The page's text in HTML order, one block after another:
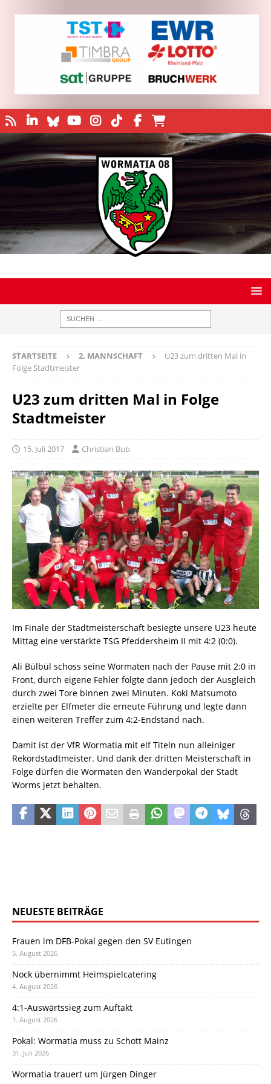
STARTSEITE 2. MANNSCHAFT
U23 zum dritten Mal in
Folge Stadtmeister
U23 zum dritten Mal in Folge
Stadtmeister
15. Juli 2017 Christian Bub
Im Finale der Stadtmeisterschaft besiegte unsere U23 heute
Mittag eine verstärkte TSG Pfeddersheim II mit 4:2 (0:0).
Ali Bülbül schoss seine Wormaten nach der Pause mit 2:0 in
Front, durch eigene Fehler folgte dann jedoch der Ausgleich
durch zwei Tore binnen zwei Minuten. Koki Matsumoto
erzielte per Elfmeter die erneute Führung und legte dann
einen weiteren Treffer zum 4:2-Endstand nach.
Damit ist der VfR Wormatia mit elf Titeln nun alleiniger
Rekordstadtmeister. Und dank der dritten Meisterschaft in
Folge dürfen die Wormaten den Wanderpokal der Stadt
Worms jetzt behalten.
NEUESTE BEITRÄGE
Frauen im DFB-Pokal gegen den SV Eutingen
5. August 2026
Nock übernimmt Heimspielcatering
4. August 2026
4:1-Auswärtssieg zum Auftakt
1. August 2026
Pokal: Wormatia muss zu Schott Mainz
31. Juli 2026
Wormatia trauert um Jürgen Dinger